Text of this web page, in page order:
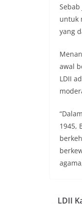
untuk
yang
awal
LDII
1945,
LDII